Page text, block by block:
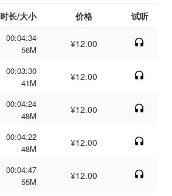
时长/大小 价格 试听
00:04:34
56M
¥12.00
00:03:30
41M
¥12.00
00:04:24
48M
¥12.00
00:04:22
48M
¥12.00
00:04:47
55M
¥12.00